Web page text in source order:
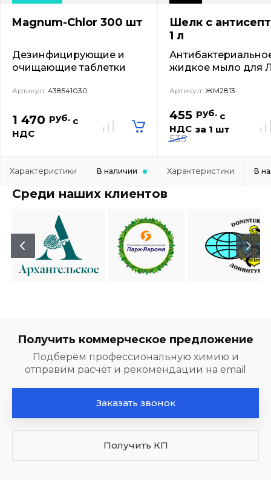
Magnum-Chlor 300 шт
Дезинфицирующие и
очищающие таблетки
Артикул: 438541030
1 470 руб. с
НДС
Характеристики В наличии
Шелк с
1 л
жидкое мыло для
Артикул: ЖМ2813
455 руб. с
НДС за 1 шт
535
Характеристики В
Среди наших клиентов
Получить коммерческое предложение
Подберём профессиональную химию и
отправим расчёт и рекомендации на email
Заказать звонок
Получить КП